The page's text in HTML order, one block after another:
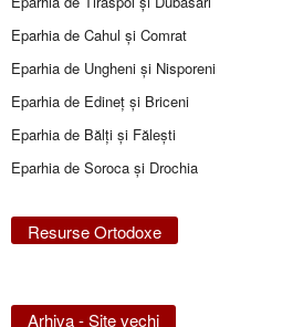
Eparhia de Cahul și Comrat
Eparhia de Ungheni și Nisporeni
Eparhia de Edineţ şi Briceni
Eparhia de Bălţi şi Făleşti
Eparhia de Soroca și Drochia
Resurse Ortodoxe
Arhiva - Site vechi